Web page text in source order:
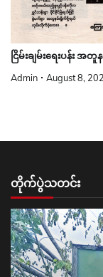
ငြိမ်းချမ်းရေးပန်း အတူ
Admin August 8,
တိုက်ပွဲသတင်း